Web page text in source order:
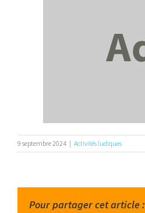
9 septembre 2024 | Activités ludiques
Pour partager cet article :